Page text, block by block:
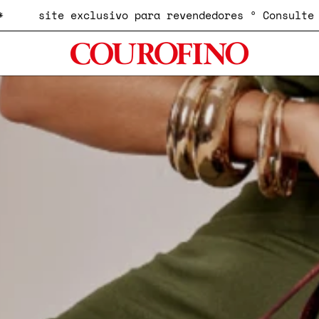
site exclusivo para revendedores º